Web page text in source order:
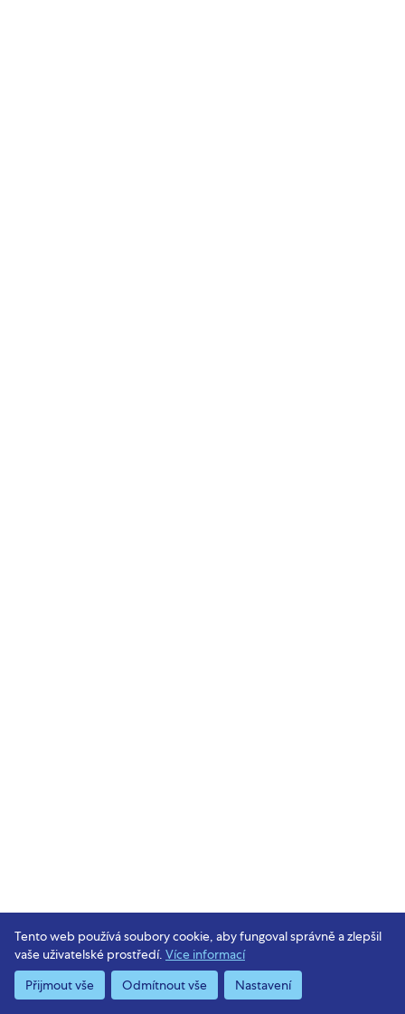
Tento web používá soubory cookie, aby fungoval správně a zlepšil
vaše uživatelské prostředí. Více informací
Přijmout vše
Odmítnout vše Nastavení